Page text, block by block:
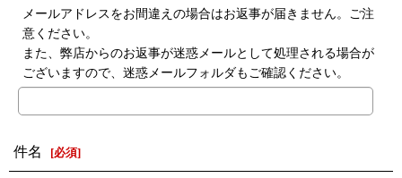
メールアドレスをお間違えの場合はお返事が届きません。ご注
意ください。
また、弊店からのお返事が迷惑メールとして処理される場合が
ございますので、迷惑メールフォルダもご確認ください。
件名 [必須]